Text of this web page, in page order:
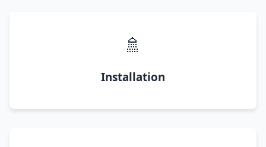
🚿
Installation